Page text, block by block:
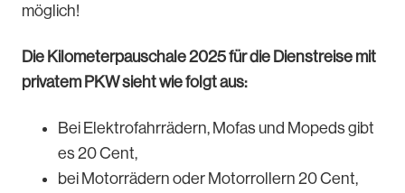
möglich!
Die Kilometerpauschale 2025 für die Dienstreise mit
privatem PKW sieht wie folgt aus:
Bei Elektrofahrrädern, Mofas und Mopeds gibt
es 20 Cent,
bei Motorrädern oder Motorrollern 20 Cent,